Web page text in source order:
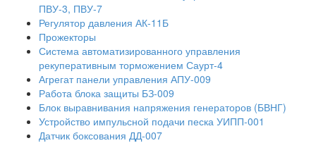
ПВУ-3, ПВУ-7
Регулятор давления АК-11Б
Прожекторы
Система автоматизированного управления
рекуперативным торможением Саурт-4
Агрегат панели управления АПУ-009
Работа блока защиты БЗ-009
Блок выравнивания напряжения генераторов (БВНГ)
Устройство импульсной подачи песка УИПП-001
Датчик боксования ДД-007